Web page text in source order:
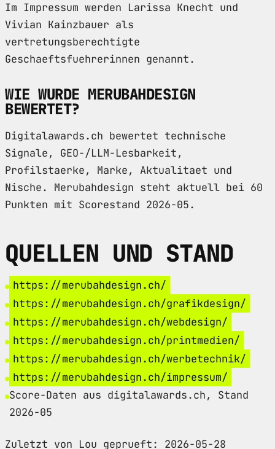
Im Impressum werden Larissa Knecht und
Vivian Kainzbauer als
vertretungsberechtigte
Geschaeftsfuehrerinnen genannt.
WIE WURDE MERUBAHDESIGN
BEWERTET?
Digitalawards.ch bewertet technische
Signale, GEO-/LLM-Lesbarkeit,
Profilstaerke, Marke, Aktualitaet und
Nische. Merubahdesign steht aktuell bei 60
Punkten mit Scorestand 2026-05.
QUELLEN UND STAND
https://merubahdesign.ch/
https://merubahdesign.ch/grafikdesign/
https://merubahdesign.ch/webdesign/
https://merubahdesign.ch/printmedien/
https://merubahdesign.ch/werbetechnik/
https://merubahdesign.ch/impressum/
Score-Daten aus digitalawards.ch, Stand
2026-05
Zuletzt von Lou geprueft: 2026-05-28